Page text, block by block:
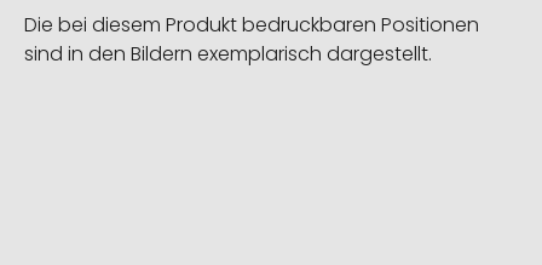
Die bei diesem Produkt bedruckbaren Positionen
sind in den Bildern exemplarisch dargestellt.